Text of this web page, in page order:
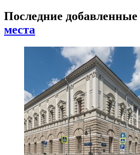
Последние добавленные
места